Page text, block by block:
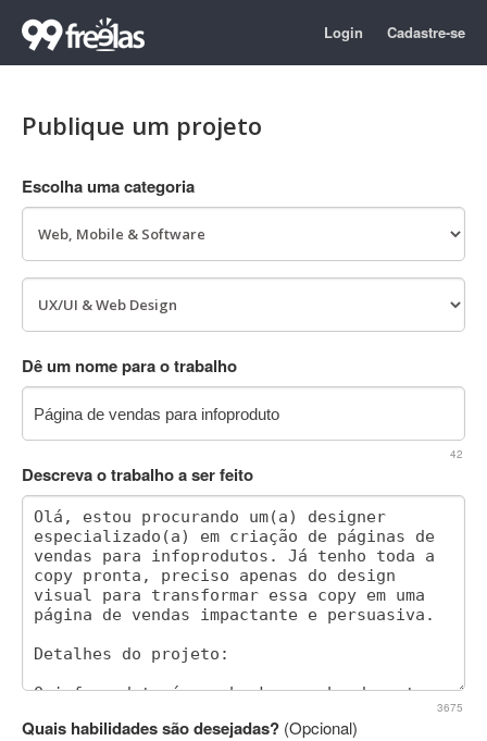
Login Cadastre-se
Publique um projeto
Escolha uma categoria
Dê um nome para o trabalho
42
Descreva o trabalho a ser feito
3675
Quais habilidades são desejadas? (Opcional)